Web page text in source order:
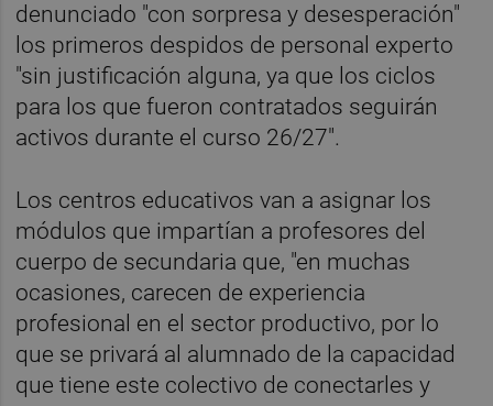
denunciado "con sorpresa y desesperación"
los primeros despidos de personal experto
"sin justificación alguna, ya que los ciclos
para los que fueron contratados seguirán
activos durante el curso 26/27".
Los centros educativos van a asignar los
módulos que impartían a profesores del
cuerpo de secundaria que, "en muchas
ocasiones, carecen de experiencia
profesional en el sector productivo, por lo
que se privará al alumnado de la capacidad
que tiene este colectivo de conectarles y